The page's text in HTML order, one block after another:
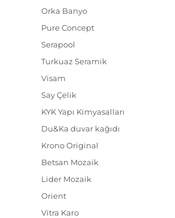
Orka Banyo
Pure Concept
Serapool
Turkuaz Seramik
Visam
Say Çelik
KYK Yapı Kimyasalları
Du&Ka duvar kağıdı
Krono Original
Betsan Mozaik
Lider Mozaik
Orient
Vitra Karo